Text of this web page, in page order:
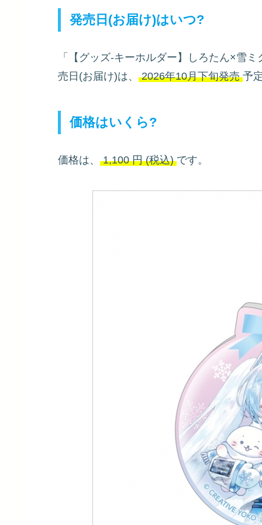
発売日(お届け)はいつ?
「【グッズ-キーホルダー】しろたん×雪
売日(お届け)は、 2026年10月下旬発売 予
価格はいくら?
価格は、 1,100円(税込) です。